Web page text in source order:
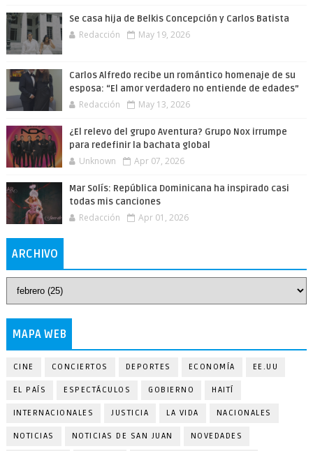
Se casa hija de Belkis Concepción y Carlos Batista
Redacción May 19, 2026
Carlos Alfredo recibe un romántico homenaje de su
esposa: “El amor verdadero no entiende de edades”
Redacción May 13, 2026
¿El relevo del grupo Aventura? Grupo Nox irrumpe
para redefinir la bachata global
Unknown Apr 07, 2026
Mar Solís: República Dominicana ha inspirado casi
todas mis canciones
Redacción Apr 01, 2026
ARCHIVO
MAPA WEB
CINE CONCIERTOS DEPORTES ECONOMÍA EE.UU
EL PAÍS ESPECTÁCULOS GOBIERNO HAITÍ
INTERNACIONALES JUSTICIA LA VIDA NACIONALES
NOTICIAS NOTICIAS DE SAN JUAN NOVEDADES